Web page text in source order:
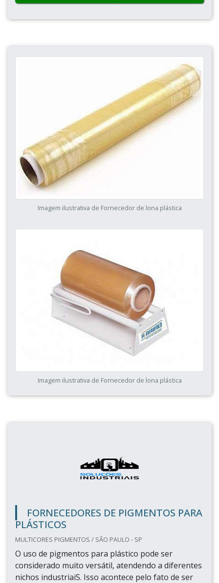
Imagem ilustrativa de Fornecedor de lona plástica
Imagem ilustrativa de Fornecedor de lona plástica
FORNECEDORES DE PIGMENTOS PARA
PLÁSTICOS
MULTICORES PIGMENTOS / SÃO PAULO - SP
O uso de pigmentos para plástico pode ser
considerado muito versátil, atendendo a diferentes
nichos industriaiS. Isso acontece pelo fato de ser